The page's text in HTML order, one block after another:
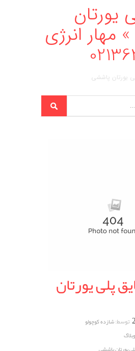
یورتان
مهار انرژی
پلی یورتان
توسط:شازده کوچولو
وبلاگ